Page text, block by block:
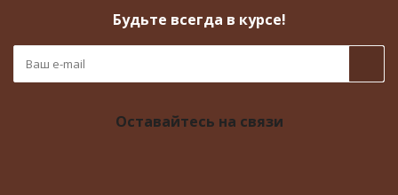
Будьте всегда в курсе!
Оставайтесь на связи